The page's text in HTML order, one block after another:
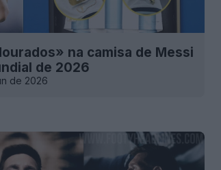
na camisa de Messi
de 2026
de 2026